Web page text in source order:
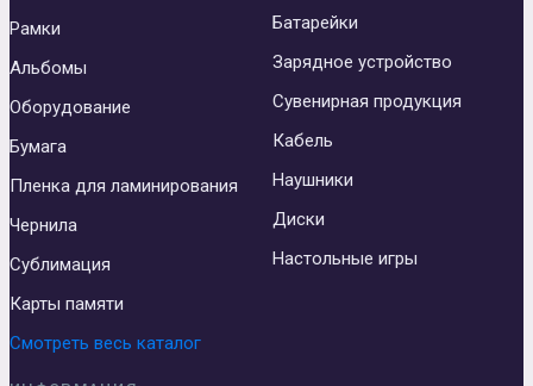
Рамки
Альбомы
Оборудование
Бумага
Пленка для ламинирования
Чернила
Сублимация
Карты памяти
Батарейки
Зарядное устройство
Сувенирная продукция
Кабель
Наушники
Диски
Настольные игры
Смотреть весь каталог